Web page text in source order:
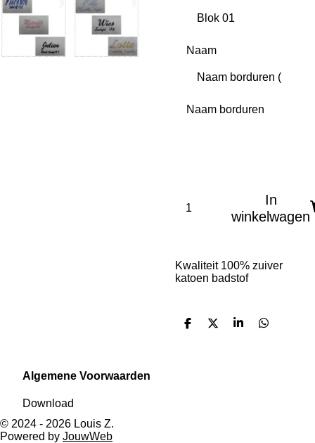
Naam
Naam borduren
In
winkelwagen
Kwaliteit 100% zuiver
katoen badstof
D
D
S
D
Algemene Voorwaarden
Download
© 2024 - 2026 Louis Z.
Powered by JouwWeb